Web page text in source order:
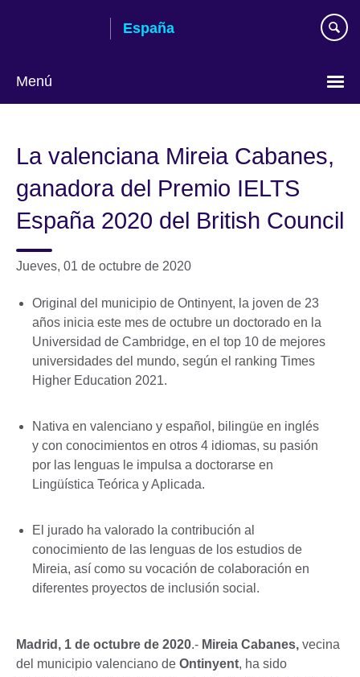
España
Menú
La valenciana Mireia Cabanes,
ganadora del Premio IELTS
España 2020 del British Council
Jueves, 01 de octubre de 2020
Original del municipio de Ontinyent, la joven de 23
años inicia este mes de octubre un doctorado en la
Universidad de Cambridge, en el top 10 de mejores
universidades del mundo, según el ranking Times
Higher Education 2021.
Nativa en valenciano y español, bilingüe en inglés
y con conocimientos en otros 4 idiomas, su pasión
por las lenguas le impulsa a doctorarse en
Lingüística Teórica y Aplicada.
El jurado ha valorado la contribución al
conocimiento de las lenguas de los estudios de
Mireia, así como su vocación de colaboración en
diferentes proyectos de inclusión social.
Madrid, 1 de octubre de 2020.- Mireia Cabanes, vecina
del municipio valenciano de Ontinyent, ha sido